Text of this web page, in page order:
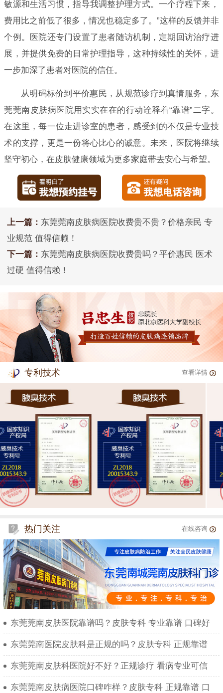
敏源和生活习惯，指导我调整护理方式。一个疗程下来，
费用比之前低了很多，情况也稳定多了。”这样的反馈并非
个例。医院还专门设置了患者随访机制，定期回访治疗进
展，并提供免费的日常护理指导，这种持续性的关怀，进
一步加深了患者对医院的信任。
从明码标价到平价惠民，从规范诊疗到真情服务，东
莞莞南皮肤病医院用实实在在的行动诠释着“靠谱”二字。
在这里，每一位走进诊室的患者，感受到的不仅是专业技
术的支撑，更是一份将心比心的诚意。未来，医院将继续
坚守初心，在皮肤健康领域为更多家庭带去安心与希望。
上一篇： 东莞莞南皮肤病医院收费贵不贵？价格亲民 专
业规范 值得信赖！
下一篇： 东莞莞南皮肤病医院收费贵吗？平价惠民 医术
过硬 值得信赖！
专利技术 查看详情
热门关注 在线咨询
东莞莞南皮肤医院靠谱吗？皮肤专科 专业靠谱 口碑好
东莞莞南医院皮肤科是正规的吗？皮肤专科 正规靠谱
东莞莞南皮肤科医院好不好？正规诊疗 看病专业可信
东莞莞南皮肤病医院口碑咋样？皮肤专科 正规靠谱 口